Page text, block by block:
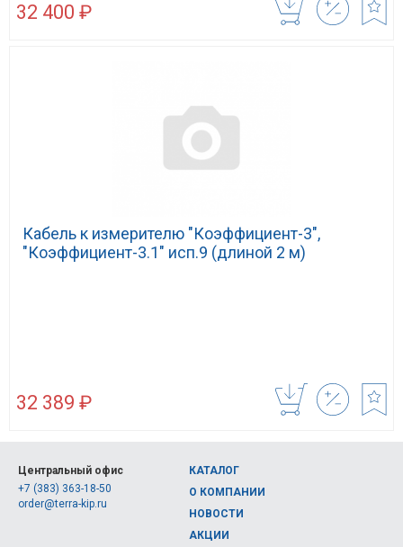
32 400 ₽
Кабель к измерителю "Коэффициент-3",
"Коэффициент-3.1" исп.9 (длиной 2 м)
32 389 ₽
Центральный офис
+7 (383) 363-18-50
order@terra-kip.ru
КАТАЛОГ
О КОМПАНИИ
НОВОСТИ
АКЦИИ